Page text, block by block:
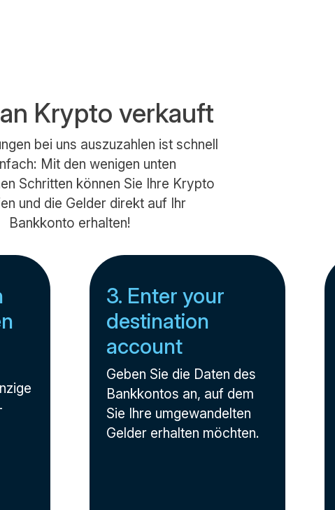
Krypto verkauft
bei uns auszuzahlen ist schnell
Mit den wenigen unten
Schritten können Sie Ihre Krypto
und die Gelder direkt auf Ihr
Bankkonto erhalten!
3. Enter your
destination
account
Geben Sie die Daten des
Bankkontos an, auf dem
Sie Ihre umgewandelten
Gelder erhalten möchten.